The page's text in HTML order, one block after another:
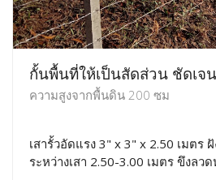
กั้นพื้นที่ให้เป็นสัดส่วน ชัดเจน
ความสูงจากพื้นดิน 200 ซม
เสารั้วอัดแรง 3" x 3" x 2.50 เมตร
ระหว่างเสา 2.50-3.00 เมตร ขึงลว